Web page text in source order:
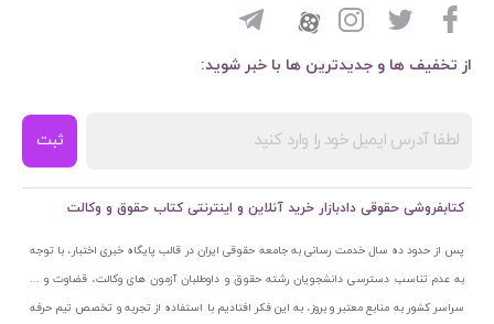
از تخفیف ها و جدیدترین ها با خبر شوید:
ثبت
کتابفروشی حقوقی دادبازار خرید آنلاین و اینترنتی کتاب حقوق و وکالت
پس از حدود ده سال خدمت رسانی به جامعه حقوقی ایران در قالب پایگاه خبری اختبار، با توجه
به عدم تناسب دسترسی دانشجویان رشته حقوق و داوطلبان آزمون های وکالت، قضاوت و ...
سراسر کشور به منابع معتبر و بروز، به این فکر افتادیم با استفاده از تجربه و تخصص تیم حرفه